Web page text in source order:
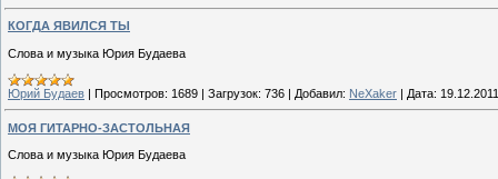
КОГДА ЯВИЛСЯ ТЫ
Слова и музыка Юрия Будаева
Юрий Будаев Просмотров: 1689 Загрузок: 736 Добавил: NeXaker Дата: 19.12.2011
МОЯ ГИТАРНО-ЗАСТОЛЬНАЯ
Слова и музыка Юрия Будаева